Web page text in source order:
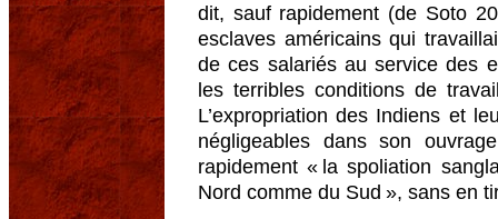
dit, sauf rapidement (de Soto
esclaves américains qui
de ces salariés au service des
les terribles conditions de
L’expropriation des Indiens et
négligeables dans son
rapidement « la spoliation
Nord comme du Sud », sans en